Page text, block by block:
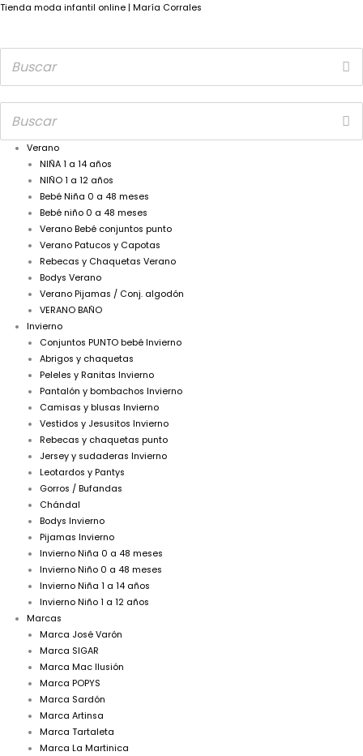
Tienda moda infantil online | María Corrales
Verano
NIÑA 1 a 14 años
NIÑO 1 a 12 años
Bebé Niña 0 a 48 meses
Bebé niño 0 a 48 meses
Verano Bebé conjuntos punto
Verano Patucos y Capotas
Rebecas y Chaquetas Verano
Bodys Verano
Verano Pijamas / Conj. algodón
VERANO BAÑO
Invierno
Conjuntos PUNTO bebé Invierno
Abrigos y chaquetas
Peleles y Ranitas Invierno
Pantalón y bombachos Invierno
Camisas y blusas Invierno
Vestidos y Jesusitos Invierno
Rebecas y chaquetas punto
Jersey y sudaderas Invierno
Leotardos y Pantys
Gorros / Bufandas
Chándal
Bodys Invierno
Pijamas Invierno
Invierno Niña 0 a 48 meses
Invierno Niño 0 a 48 meses
Invierno Niña 1 a 14 años
Invierno Niño 1 a 12 años
Marcas
Marca José Varón
Marca SIGAR
Marca Mac Ilusión
Marca POPYS
Marca Sardón
Marca Artinsa
Marca Tartaleta
Marca La Martinica